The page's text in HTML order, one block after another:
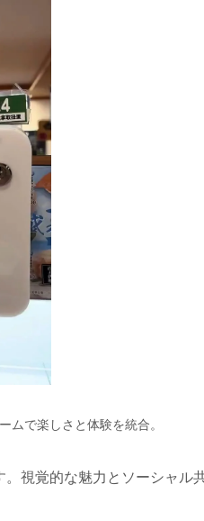
ムで楽しさと体験を統合。
視覚的な魅力とソーシャル